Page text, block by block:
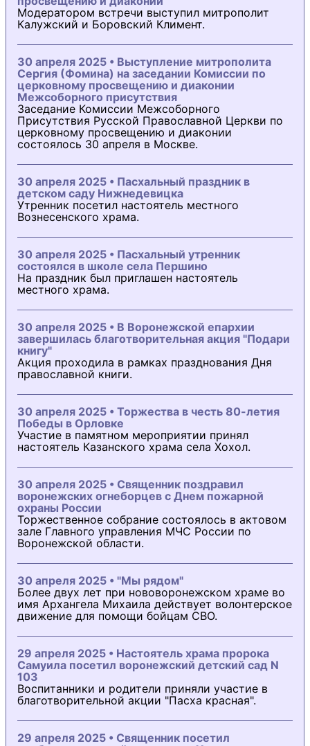
Модератором встречи выступил митрополит
Калужский и Боровский Климент.
30 апреля 2025 • Выступление митрополита
Сергия (Фомина) на заседании Комиссии по
церковному просвещению и диаконии
Межсоборного присутствия
Заседание Комиссии Межсоборного
Присутствия Русской Православной Церкви по
церковному просвещению и диаконии
состоялось 30 апреля в Москве.
30 апреля 2025 • Пасхальный праздник в
детском саду Нижнедевицка
Утренник посетил настоятель местного
Вознесенского храма.
30 апреля 2025 • Пасхальный утренник
состоялся в школе села Першино
На праздник был приглашен настоятель
местного храма.
30 апреля 2025 • В Воронежской епархии
завершилась благотворительная акция "Подари
книгу"
Акция проходила в рамках празднования Дня
православной книги.
30 апреля 2025 • Торжества в честь 80-летия
Победы в Орловке
Участие в памятном мероприятии принял
настоятель Казанского храма села Хохол.
30 апреля 2025 • Священник поздравил
воронежских огнеборцев с Днем пожарной
охраны России
Торжественное собрание состоялось в актовом
зале Главного управления МЧС России по
Воронежской области.
30 апреля 2025 • "Мы рядом"
Более двух лет при нововоронежском храме во
имя Архангела Михаила действует волонтерское
движение для помощи бойцам СВО.
29 апреля 2025 • Настоятель храма пророка
Самуила посетил воронежский детский сад N
103
Воспитанники и родители приняли участие в
благотворительной акции "Пасха красная".
29 апреля 2025 • Священник посетил